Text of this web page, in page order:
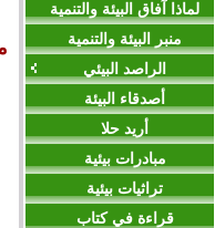
لماذا آفاق البيئة والتنمية
منبر البيئة والتنمية
الراصد البيئي
أصدقاء البيئة
أريد حلا
مبادرات بيئية
تراثيات بيئية
قراءة في كتاب